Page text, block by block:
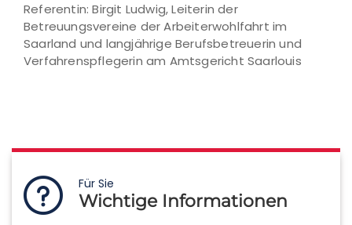
Referentin: Birgit Ludwig, Leiterin der
Betreuungsvereine der Arbeiterwohlfahrt im
Saarland und langjährige Berufsbetreuerin und
Verfahrenspflegerin am Amtsgericht Saarlouis
Für Sie
Wichtige Informationen